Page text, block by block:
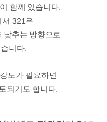
함께 있습니다.
서 321은
낮추는 방향으로
니다.
도가 필요하면
되기도 합니다.